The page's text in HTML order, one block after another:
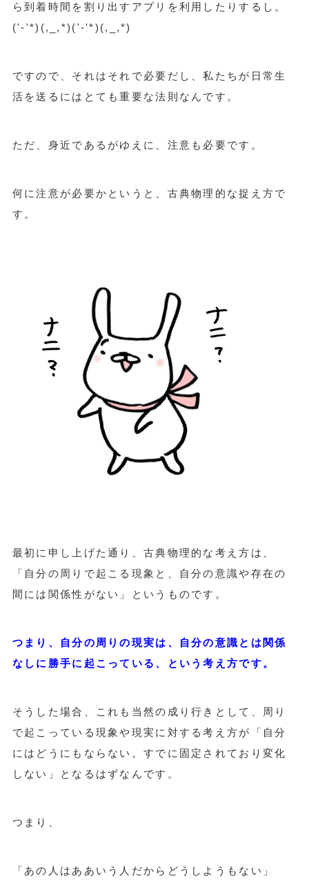
ら到着時間を割り出すアプリを利用したりするし。
('-'*)(,_,*)('-'*)(,_,*)
ですので、それはそれで必要だし、私たちが日常生
活を送るにはとても重要な法則なんです。
ただ、身近であるがゆえに、注意も必要です。
何に注意が必要かというと、古典物理的な捉え方で
す。
最初に申し上げた通り、古典物理的な考え方は、
「自分の周りで起こる現象と、自分の意識や存在の
間には関係性がない」というものです。
つまり、自分の周りの現実は、自分の意識とは関係
なしに勝手に起こっている、という考え方です。
そうした場合、これも当然の成り行きとして、周り
で起こっている現象や現実に対する考え方が「自分
にはどうにもならない。すでに固定されており変化
しない」となるはずなんです。
つまり、
「あの人はああいう人だからどうしようもない」